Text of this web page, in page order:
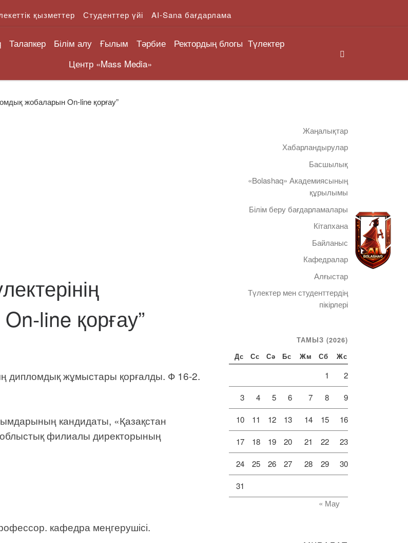
қызметтер Студенттер үйі AI-Sana бағдарлама
Талапкер Білім алу Ғылым Тәрбие Ректордың блогы Түлектер
Центр «Mass Media»
жобаларын On-line қорғау”
line қорғау”
дипломдық жұмыстары қорғалды. Ф 16-2.
кандидаты, «Қазақстан
филиалы директорының
кафедра меңгерушісі.
Жаңалықтар
Хабарландырулар
Басшылық
«Bolashaq» Академиясының
құрылымы
Білім беру бағдарламалары
Кітапхана
Байланыс
Кафедралар
Алғыстар
Түлектер мен студенттердің
пікірлері
ТАМЫЗ (2026)
Дс Сс Сә Бс Жм Сб Жс
1 2
3 4 5 6 7 8 9
10 11 12 13 14 15 16
17 18 19 20 21 22 23
24 25 26 27 28 29 30
31
« Мау
Telegram